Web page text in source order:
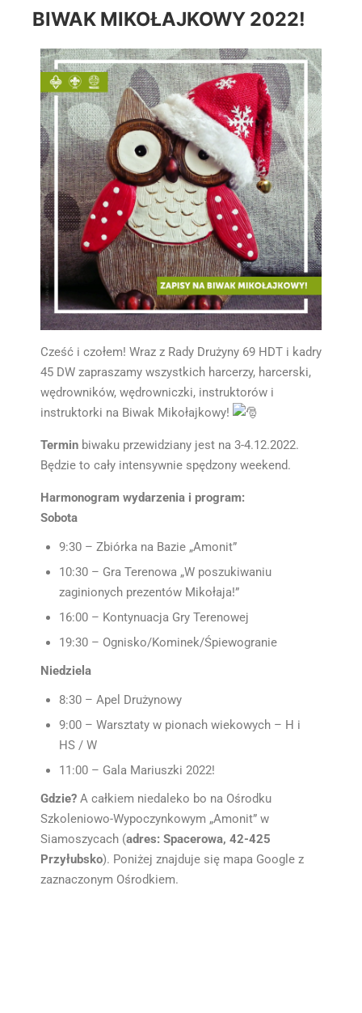
BIWAK MIKOŁAJKOWY 2022!
Cześć i czołem! Wraz z Rady Drużyny 69 HDT i kadry
45 DW zapraszamy wszystkich harcerzy, harcerski,
wędrowników, wędrowniczki, instruktorów i
instruktorki na Biwak Mikołajkowy!
Termin biwaku przewidziany jest na 3-4.12.2022.
Będzie to cały intensywnie spędzony weekend.
Harmonogram wydarzenia i program:
Sobota
9:30 – Zbiórka na Bazie „Amonit”
10:30 – Gra Terenowa „W poszukiwaniu
zaginionych prezentów Mikołaja!”
16:00 – Kontynuacja Gry Terenowej
19:30 – Ognisko/Kominek/Śpiewogranie
Niedziela
8:30 – Apel Drużynowy
9:00 – Warsztaty w pionach wiekowych – H i
HS / W
11:00 – Gala Mariuszki 2022!
Gdzie? A całkiem niedaleko bo na Ośrodku
Szkoleniowo-Wypoczynkowym „Amonit” w
Siamoszycach (adres: Spacerowa, 42-425
Przyłubsko). Poniżej znajduje się mapa Google z
zaznaczonym Ośrodkiem.